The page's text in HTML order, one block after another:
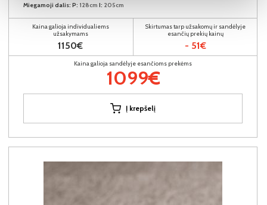
Miegamoji dalis: P: 128cm I: 205cm
Kaina galioja individualiems
užsakymams
1150€
Skirtumas tarp užsakomų ir sandėlyje
esančių prekių kainų
- 51€
Kaina galioja sandėlyje esančioms prekėms
1099€
Į krepšelį